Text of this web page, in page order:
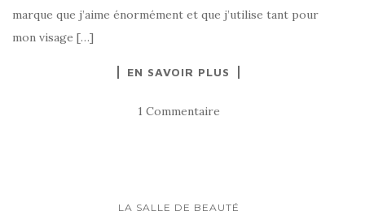
marque que j’aime énormément et que j’utilise tant pour
mon visage […]
EN SAVOIR PLUS
1 Commentaire
LA SALLE DE BEAUTÉ